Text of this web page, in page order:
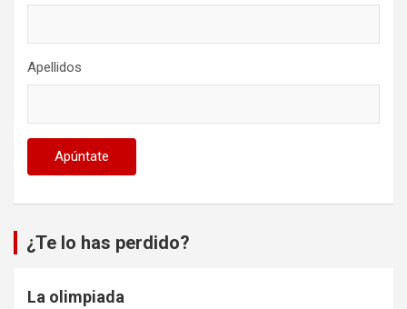
Apellidos
¿Te lo has perdido?
La olimpiada